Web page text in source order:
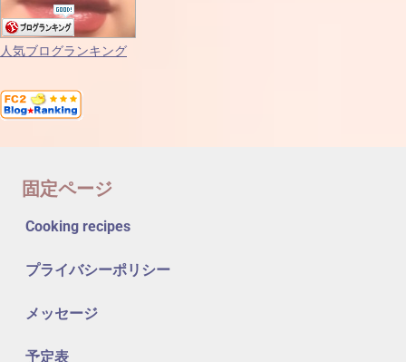
人気ブログランキング
固定ページ
Cooking recipes
プライバシーポリシー
メッセージ
予定表